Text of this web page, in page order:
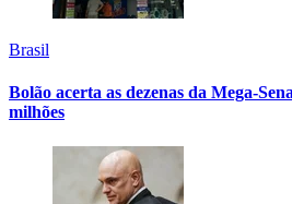
Brasil
Bolão acerta as dezenas da Mega-
milhões